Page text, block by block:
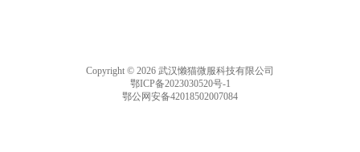
Copyright © 2026 武汉懒猫微服科技有限公司
鄂ICP备2023030520号-1
鄂公网安备42018502007084